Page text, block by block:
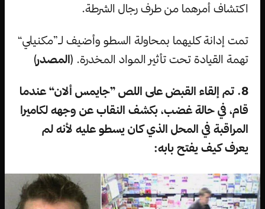
اكتشاف أمرهما من طرف رجال الشرطة.
تمت إدانة كليهما بمحاولة السطو وأضيف لـ”مكنيلي“
تهمة القيادة تحت تأثير المواد المخدرة. (المصدر)
8. تم إلقاء القبض على اللص ”جايمس ألان“ عندما
قام، في حالة غضب، بكشف النقاب عن وجهه لكاميرا
المراقبة في المحل الذي كان يسطو عليه لأنه لم
يعرف كيف يفتح بابه: